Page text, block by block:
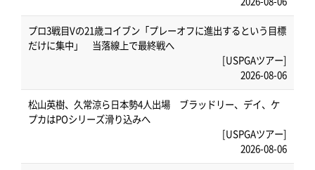
プロ3戦目Vの21歳コイブン「プレーオフに進出するという目標
だけに集中」 当落線上で最終戦へ
[USPGAツアー]
2026-08-06
松山英樹、久常涼ら日本勢4人出場 ブラッドリー、デイ、ケ
プカはPOシリーズ滑り込みへ
[USPGAツアー]
2026-08-06